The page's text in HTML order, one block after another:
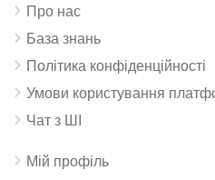
Про нас
База знань
Політика конфіденційності
Умови користування
Чат з ШІ
Мій профіль